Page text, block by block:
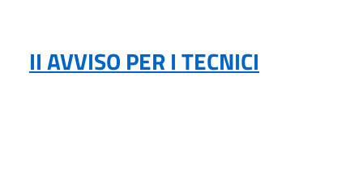
II AVVISO PER I TECNICI